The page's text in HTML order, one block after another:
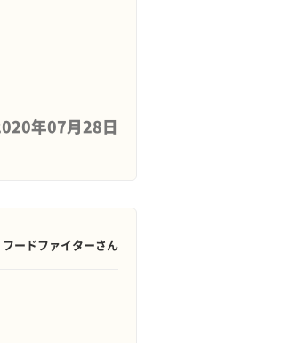
年07月28日
ードファイターさん